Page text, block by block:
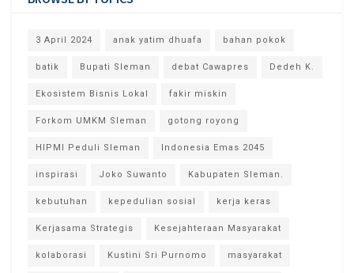
3 April 2024 anak yatim dhuafa bahan pokok
batik Bupati Sleman debat Cawapres Dedeh K.
Ekosistem Bisnis Lokal fakir miskin
Forkom UMKM Sleman gotong royong
HIPMI Peduli Sleman Indonesia Emas 2045
inspirasi Joko Suwanto Kabupaten Sleman.
kebutuhan kepedulian sosial kerja keras
Kerjasama Strategis Kesejahteraan Masyarakat
kolaborasi Kustini Sri Purnomo masyarakat